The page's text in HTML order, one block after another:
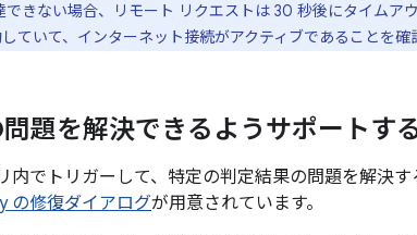
きない場合、リモート リクエストは 30 秒後にタイムア
ていて、インターネット接続がアクティブであることを確
題を解決できるようサポートす
内でトリガーして、特定の判定結果の問題を解決
の修復ダイアログが用意されています。